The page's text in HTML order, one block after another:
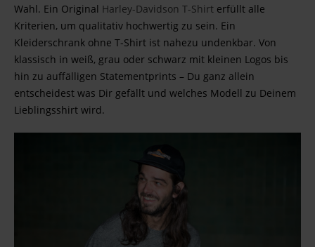
Wahl. Ein Original Harley-Davidson T-Shirt erfüllt alle
Kriterien, um qualitativ hochwertig zu sein. Ein
Kleiderschrank ohne T-Shirt ist nahezu undenkbar. Von
klassisch in weiß, grau oder schwarz mit kleinen Logos bis
hin zu auffälligen Statementprints – Du ganz allein
entscheidest was Dir gefällt und welches Modell zu Deinem
Lieblingsshirt wird.